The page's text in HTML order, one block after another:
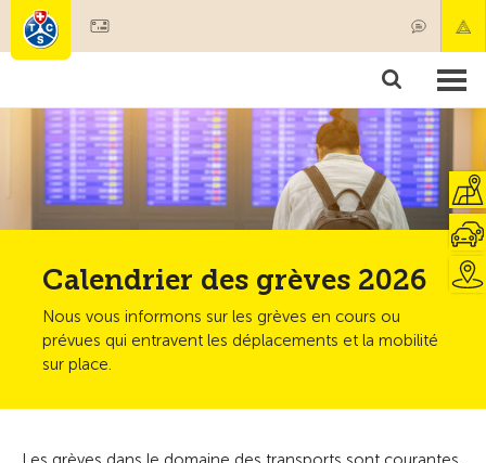
Membres & prestations
Tests, sécurité & santé
Calendrier des grèves 2026
Nous vous informons sur les grèves en cours ou
prévues qui entravent les déplacements et la mobilité
sur place.